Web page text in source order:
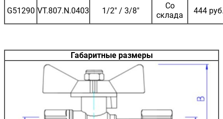
G51290 VT.807.N.0403 1/2" / 3/8"
Со
склада
444
Габаритные размеры